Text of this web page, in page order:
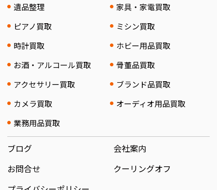
遺品整理
家具・家電買取
ピアノ買取
ミシン買取
時計買取
ホビー用品買取
お酒・アルコール買取
骨董品買取
アクセサリー買取
ブランド品買取
カメラ買取
オーディオ用品買取
業務用品買取
ブログ
会社案内
お問合せ
クーリングオフ